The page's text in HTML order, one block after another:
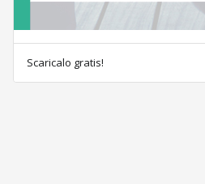
Scaricalo gratis!